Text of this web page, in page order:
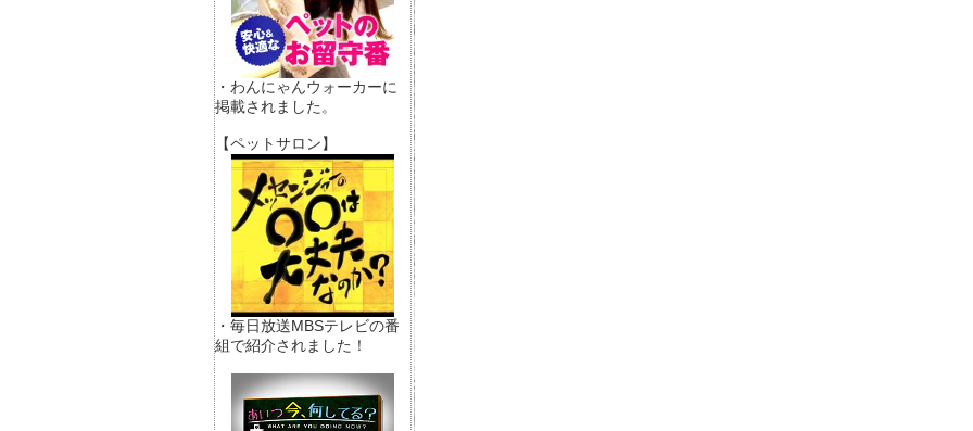
・わんにゃんウォーカーに
掲載されました。
【ペットサロン】
・毎日放送MBSテレビの番
組で紹介されました！